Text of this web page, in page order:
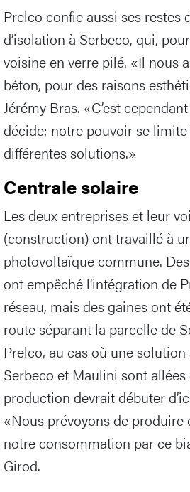
Prelco confie aussi ses restes
d’isolation à Serbeco, qui,
voisine en verre pilé. «Il nous
béton, pour des raisons
Jérémy Bras. «C’est
décide; notre pouvoir se
différentes solutions.»
Centrale solaire
Les deux entreprises et leur
(construction) ont travaillé à
photovoltaïque commune.
ont empêché l’intégration de
réseau, mais des gaines ont
route séparant la parcelle de
Prelco, au cas où une solution
Serbeco et Maulini sont allées
production devrait débuter
«Nous prévoyons de produire
notre consommation par ce
Girod.